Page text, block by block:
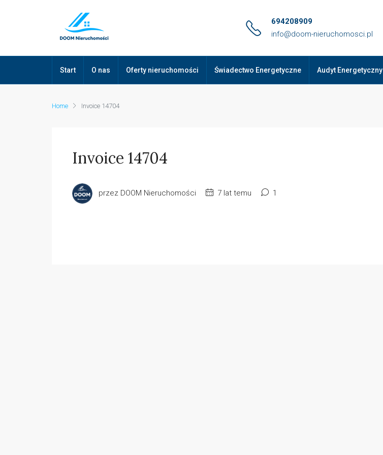
694208909
info@doom-nieruchomosci.pl
Start O nas Oferty nieruchomości Świadectwo Energetyczne Audyt Energetyczny
Home Invoice 14704
Invoice 14704
przez DOOM Nieruchomości 7 lat temu 1